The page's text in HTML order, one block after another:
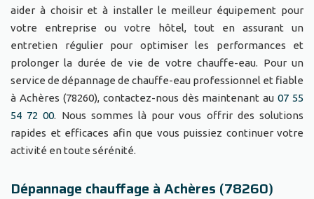
aider à choisir et à installer le meilleur équipement pour
votre entreprise ou votre hôtel, tout en assurant un
entretien régulier pour optimiser les performances et
prolonger la durée de vie de votre chauffe-eau. Pour un
service de dépannage de chauffe-eau professionnel et fiable
à Achères (78260), contactez-nous dès maintenant au07 55
54 72 00. Nous sommes là pour vous offrir des solutions
rapides et efficaces afin que vous puissiez continuer votre
activité en toute sérénité.
Dépannage chauffage à Achères (78260)